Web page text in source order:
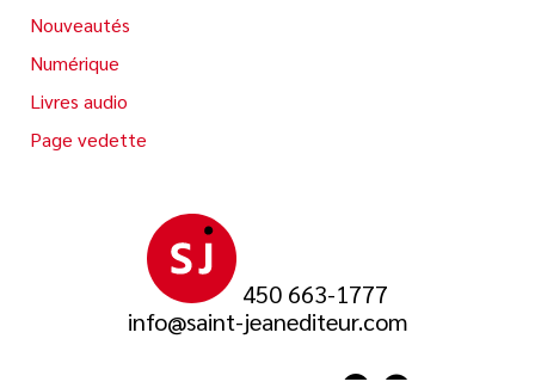
450 663-1777
info@saint-jeanediteur.com
Nouveautés
Numérique
Livres audio
Page vedette